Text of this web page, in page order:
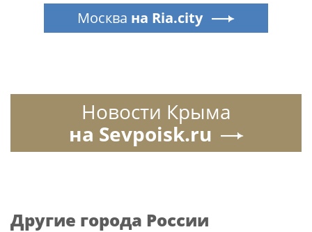
Москва на Ria.city
Новости Крыма
на Sevpoisk.ru
Другие города России